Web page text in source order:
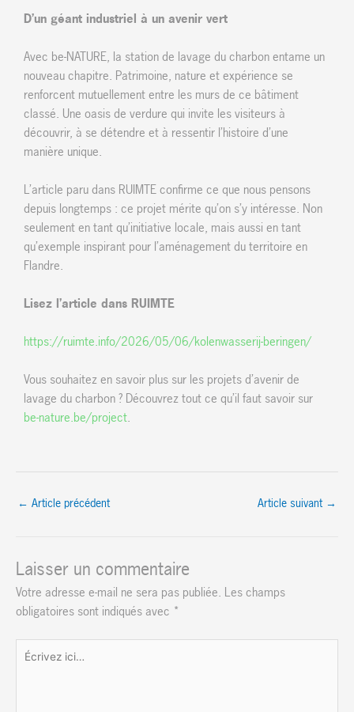
D’un géant industriel à un avenir vert
Avec be-NATURE, la station de lavage du charbon entame un
nouveau chapitre. Patrimoine, nature et expérience se
renforcent mutuellement entre les murs de ce bâtiment
classé. Une oasis de verdure qui invite les visiteurs à
découvrir, à se détendre et à ressentir l’histoire d’une
manière unique.
L’article paru dans RUIMTE confirme ce que nous pensons
depuis longtemps : ce projet mérite qu’on s’y intéresse. Non
seulement en tant qu’initiative locale, mais aussi en tant
qu’exemple inspirant pour l’aménagement du territoire en
Flandre.
Lisez l’article dans RUIMTE
https://ruimte.info/2026/05/06/kolenwasserij-beringen/
Vous souhaitez en savoir plus sur les projets d’avenir de
lavage du charbon ? Découvrez tout ce qu’il faut savoir sur
be-nature.be/project.
← Article précédent Article suivant →
Laisser un commentaire
Votre adresse e-mail ne sera pas publiée. Les champs
obligatoires sont indiqués avec *
Écrivez
ici…